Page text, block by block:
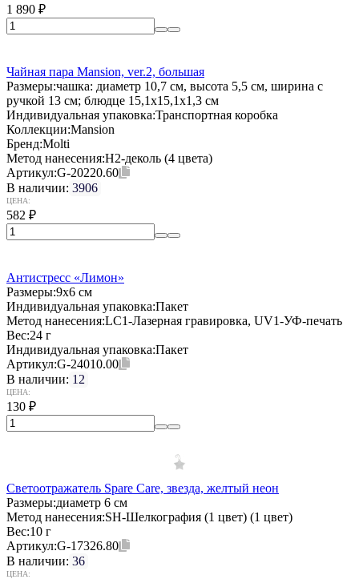
1 890 ₽
Чайная пара Mansion, ver.2, большая
Размеры:чашка: диаметр 10,7 см, высота 5,5 см, ширина с
ручкой 13 см; блюдце 15,1х15,1х1,3 см
Индивидуальная упаковка:Транспортная коробка
Коллекции:Mansion
Бренд:Molti
Метод нанесения:H2-деколь (4 цвета)
Артикул:G-20220.60
В наличии: 3906
ЦЕНА:
582 ₽
Антистресс «Лимон»
Размеры:9х6 см
Индивидуальная упаковка:Пакет
Метод нанесения:LC1-Лазерная гравировка, UV1-УФ-печать
Вес:24 г
Индивидуальная упаковка:Пакет
Артикул:G-24010.00
В наличии: 12
ЦЕНА:
130 ₽
Светоотражатель Spare Care, звезда, желтый неон
Размеры:диаметр 6 см
Метод нанесения:SH-Шелкография (1 цвет) (1 цвет)
Вес:10 г
Артикул:G-17326.80
В наличии: 36
ЦЕНА: